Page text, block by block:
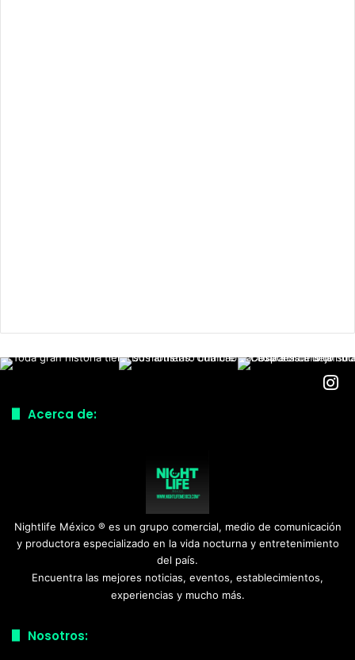
Acerca de:
Nightlife México ® es un grupo comercial, medio de comunicación
y productora especializado en la vida nocturna y entretenimiento
del país.
Encuentra las mejores noticias, eventos, establecimientos,
experiencias y mucho más.
Nosotros: